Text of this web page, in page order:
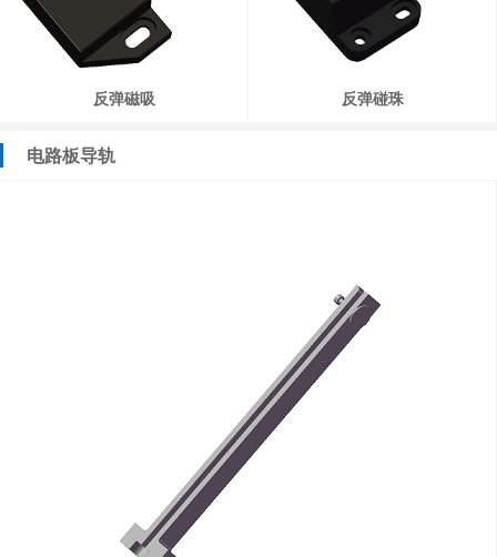
反弹磁吸 反弹碰珠
电路板导轨